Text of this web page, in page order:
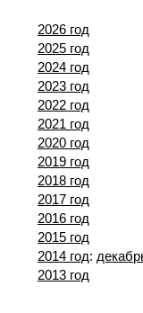
2026 год
2025 год
2024 год
2023 год
2022 год
2021 год
2020 год
2019 год
2018 год
2017 год
2016 год
2015 год
2014 год:
2013 год